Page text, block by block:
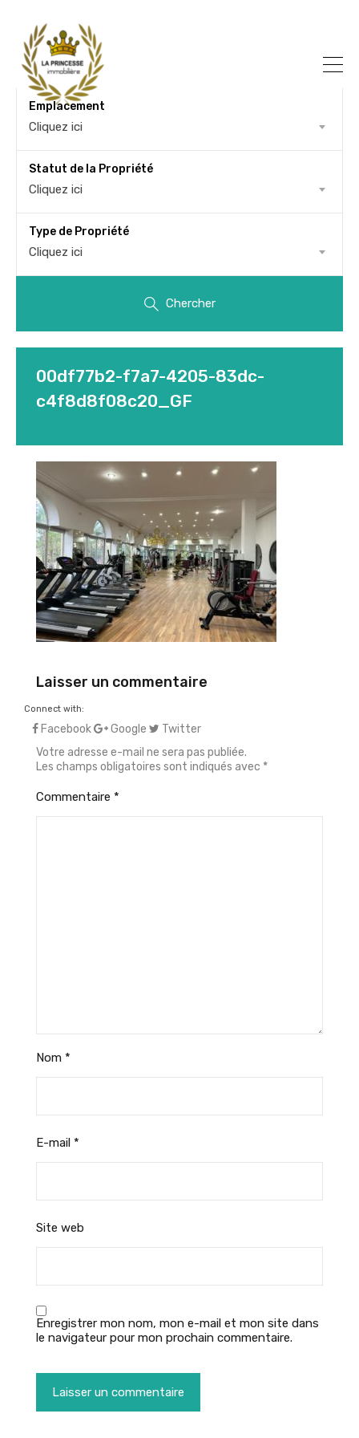
Emplacement
Cliquez ici
Statut de la Propriété
Cliquez ici
Type de Propriété
Cliquez ici
Chercher
00df77b2-f7a7-4205-83dc-
c4f8d8f08c20_GF
Laisser un commentaire
Connect with:
Facebook Google
Twitter
Votre adresse e-mail ne sera pas publiée.
Les champs obligatoires sont indiqués avec *
Commentaire *
Nom *
E-mail *
Site web
Enregistrer mon nom, mon e-mail et mon site dans
le navigateur pour mon prochain commentaire.